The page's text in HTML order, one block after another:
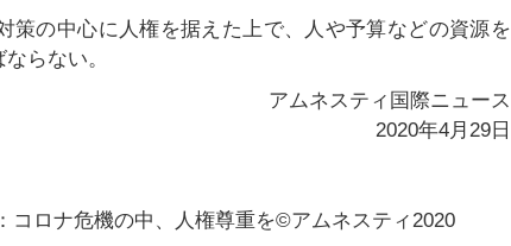
策の中心に人権を据えた上で、人や予算などの資源を
らない。
アムネスティ国際ニュース
2020年4月29日
コロナ危機の中、人権尊重を©アムネスティ2020